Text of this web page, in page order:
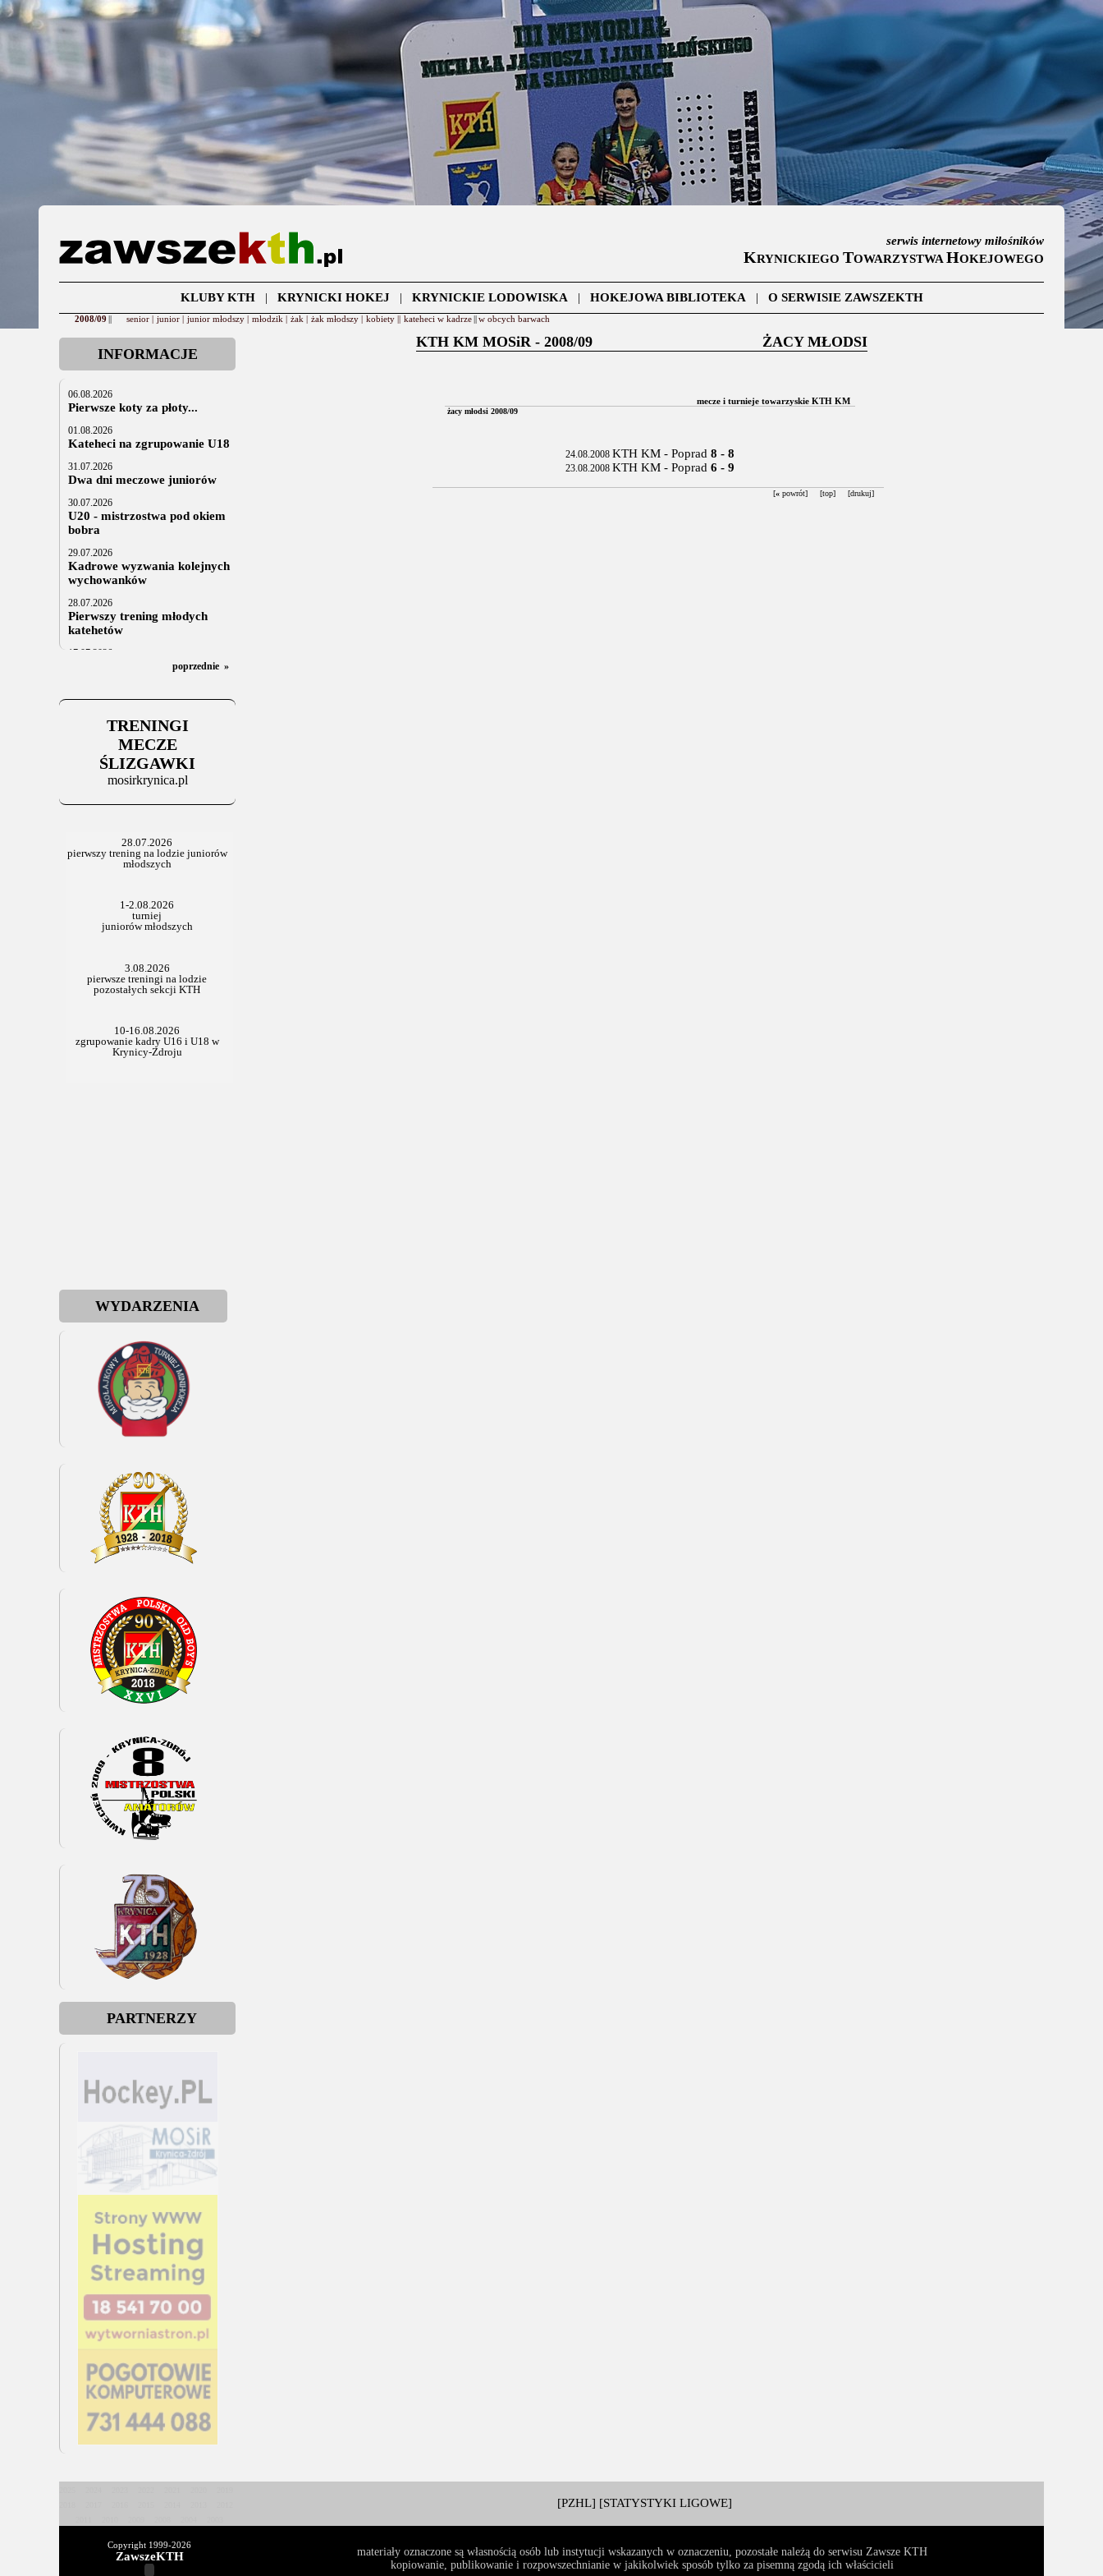
serwis internetowy miłośników
KRYNICKIEGO TOWARZYSTWA HOKEJOWEGO
KLUBY KTH| KRYNICKI HOKEJ | KRYNICKIE LODOWISKA | HOKEJOWA BIBLIOTEKA | O SERWISIE ZAWSZEKTH
2008/09 || senior | junior | junior młodszy | młodzik | żak | żak młodszy | kobiety || kateheci w kadrze||w obcych barwach
INFORMACJE
06.08.2026
Pierwsze koty za płoty...
01.08.2026
Kateheci na zgrupowanie U18
31.07.2026
Dwa dni meczowe juniorów
30.07.2026
U20 - mistrzostwa pod okiem
bobra
29.07.2026
Kadrowe wyzwania kolejnych
wychowanków
28.07.2026
Pierwszy trening młodych
katehetów
17.07.2026
U20: z kraju i z zagranicy
Za trzy tygodnie na lód
06.07.2025
Stowarzyszenie po Walnym
poprzednie »
TRENINGI
MECZE
ŚLIZGAWKI
mosirkrynica.pl
WYDARZENIA
PARTNERZY
KTH KM MOSiR - 2008/09 ŻACY MŁODSI
mecze i turnieje towarzyskie KTH KM
żacy młodsi 2008/09
24.08.2008 KTH KM - Poprad 8 - 8
23.08.2008 KTH KM - Poprad 6 - 9
[« powrót] [top] [drukuj]
[PZHL] [STATYSTYKI LIGOWE]
Copyright 1999-2026
ZawszeKTH
materiały oznaczone są własnością osób lub instytucji wskazanych w oznaczeniu, pozostałe należą do serwisu Zawsze KTH
kopiowanie, publikowanie i rozpowszechnianie w jakikolwiek sposób tylko za pisemną zgodą ich właścicieli